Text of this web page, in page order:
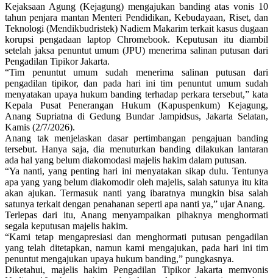
Kejaksaan Agung (Kejagung) mengajukan banding atas vonis 10
tahun penjara mantan Menteri Pendidikan, Kebudayaan, Riset, dan
Teknologi (Mendikbudristek) Nadiem Makarim terkait kasus dugaan
korupsi pengadaan laptop Chromebook. Keputusan itu diambil
setelah jaksa penuntut umum (JPU) menerima salinan putusan dari
Pengadilan Tipikor Jakarta.
“Tim penuntut umum sudah menerima salinan putusan dari
pengadilan tipikor, dan pada hari ini tim penuntut umum sudah
menyatakan upaya hukum banding terhadap perkara tersebut,” kata
Kepala Pusat Penerangan Hukum (Kapuspenkum) Kejagung,
Anang Supriatna di Gedung Bundar Jampidsus, Jakarta Selatan,
Kamis (2/7/2026).
Anang tak menjelaskan dasar pertimbangan pengajuan banding
tersebut. Hanya saja, dia menuturkan banding dilakukan lantaran
ada hal yang belum diakomodasi majelis hakim dalam putusan.
“Ya nanti, yang penting hari ini menyatakan sikap dulu. Tentunya
apa yang yang belum diakomodir oleh majelis, salah satunya itu kita
akan ajukan. Termasuk nanti yang ibaratnya mungkin bisa salah
satunya terkait dengan penahanan seperti apa nanti ya,” ujar Anang.
Terlepas dari itu, Anang menyampaikan pihaknya menghormati
segala keputusan majelis hakim.
“Kami tetap mengapresiasi dan menghormati putusan pengadilan
yang telah ditetapkan, namun kami mengajukan, pada hari ini tim
penuntut mengajukan upaya hukum banding,” pungkasnya.
Diketahui, majelis hakim Pengadilan Tipikor Jakarta memvonis